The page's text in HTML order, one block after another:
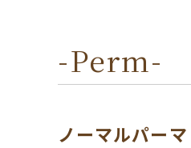
-Perm-
ノーマルパーマ